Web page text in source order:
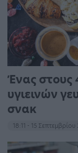
Ένας στους
υγιεινών
σνακ
18:11 - 15 Σεπτεμβρίου